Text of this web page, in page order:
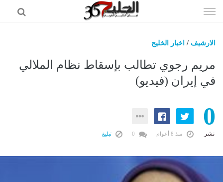
الى
الارشيف / اخبار الخليج
مريم رجوي تطالب بإسقاط نظام الملالي
في إيران (فيديو)
0
نشر منذ 8 أعوام تبليغ
اخبار الخليج